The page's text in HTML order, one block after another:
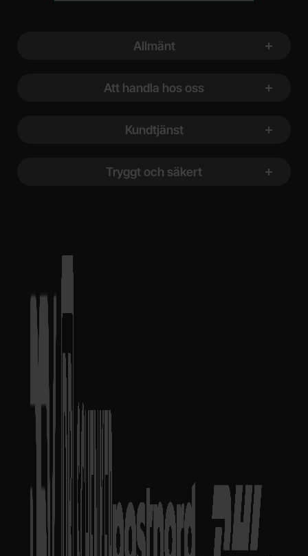
Allmänt
Att handla hos oss
Kundtjänst
Tryggt och säkert